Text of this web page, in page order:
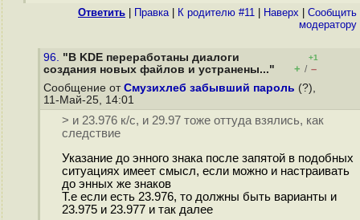
Ответить Правка| К родителю #11 Наверх
Cообщить
модератору
96. "В KDE переработаны диалоги
создания новых файлов и устранены..."
+1
+ / –
Сообщение от Смузихлеб забывший пароль (?),
11-Май-25, 14:01
> и 23.976 к/с, и 29.97 тоже оттуда взялись, как
следствие
Указание до энного знака после запятой в подобных
ситуациях имеет смысл, если можно и настраивать
до энных же знаков
Т.е если есть 23.976, то должны быть варианты и
23.975 и 23.977 и так далее